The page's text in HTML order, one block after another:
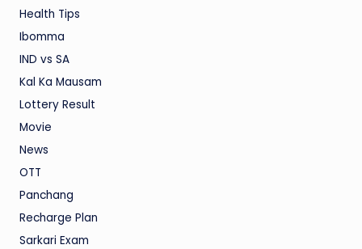
Health Tips
Ibomma
IND vs SA
Kal Ka Mausam
Lottery Result
Movie
News
OTT
Panchang
Recharge Plan
Sarkari Exam